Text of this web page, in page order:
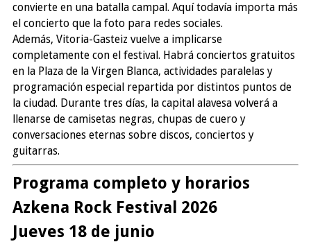
convierte en una batalla campal. Aquí todavía importa más
el concierto que la foto para redes sociales.
Además, Vitoria-Gasteiz vuelve a implicarse
completamente con el festival. Habrá conciertos gratuitos
en la Plaza de la Virgen Blanca, actividades paralelas y
programación especial repartida por distintos puntos de
la ciudad. Durante tres días, la capital alavesa volverá a
llenarse de camisetas negras, chupas de cuero y
conversaciones eternas sobre discos, conciertos y
guitarras.
Programa completo y horarios
Azkena Rock Festival 2026
Jueves 18 de junio